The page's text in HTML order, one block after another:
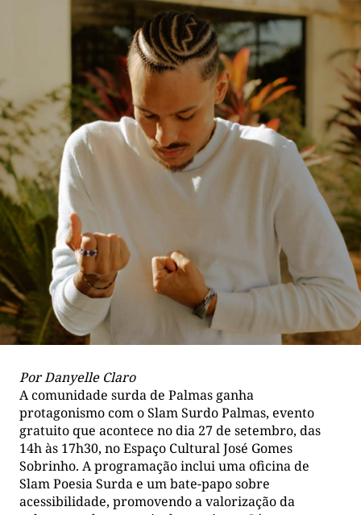
Por Danyelle Claro
A comunidade surda de Palmas ganha
protagonismo com o Slam Surdo Palmas, evento
gratuito que acontece no dia 27 de setembro, das
14h às 17h30, no Espaço Cultural José Gomes
Sobrinho. A programação inclui uma oficina de
Slam Poesia Surda e um bate-papo sobre
acessibilidade, promovendo a valorização da